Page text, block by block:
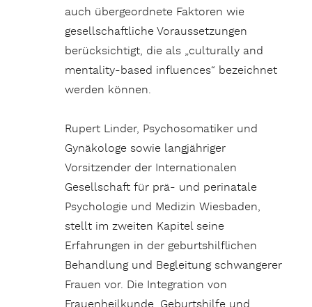
auch übergeordnete Faktoren wie
gesellschaftliche Voraussetzungen
berücksichtigt, die als „culturally and
mentality-based influences“ bezeichnet
werden können.
Rupert Linder, Psychosomatiker und
Gynäkologe sowie langjähriger
Vorsitzender der Internationalen
Gesellschaft für prä- und perinatale
Psychologie und Medizin Wiesbaden,
stellt im zweiten Kapitel seine
Erfahrungen in der geburtshilflichen
Behandlung und Begleitung schwangerer
Frauen vor. Die Integration von